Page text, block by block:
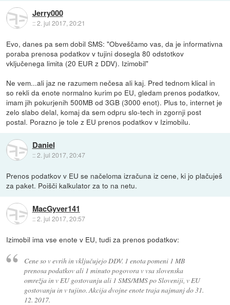
Jerry000
::2. jul 2017, 20:21
Evo, danes pa sem dobil SMS: "Obveščamo vas, da je informativna
poraba prenosa podatkov v tujini dosegla 80 odstotkov
vključenega limita (20 EUR z DDV). Izimobil"
Ne vem...ali jaz ne razumem nečesa ali kaj. Pred tednom klical in
so rekli da enote normalno kurim po EU, gledam prenos podatkov,
imam jih pokurjenih 500MB od 3GB (3000 enot). Plus to, internet je
zelo slabo delal, komaj da sem odpru slo-tech in zgornji post
postal. Porazno je tole z EU prenos podatkov v Izimobilu.
Daniel
::2. jul 2017, 20:47
Prenos podatkov v EU se načeloma izračuna iz cene, ki jo plačuješ
za paket. Poišči kalkulator za to na netu.
MacGyver141
::2. jul 2017, 20:57
Izimobil ima vse enote v EU, tudi za prenos podatkov:
Cene so v evrih in vključujejo DDV. 1 enota pomeni 1 MB
prenosa podatkov ali 1 minuto pogovora v vsa slovenska
omrežja in v EU gostovanju ali 1 SMS/MMS po Sloveniji, v EU
gostovanju in v tujino. Akcija dvojne enote traja najmanj do 31.
12. 2017.